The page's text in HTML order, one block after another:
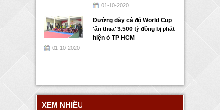
01-10-2020
Đường dây cá độ World Cup
‘ăn thua’ 3.500 tỷ đồng bị phát
hiện ở TP HCM
01-10-2020
XEM NHIỀU